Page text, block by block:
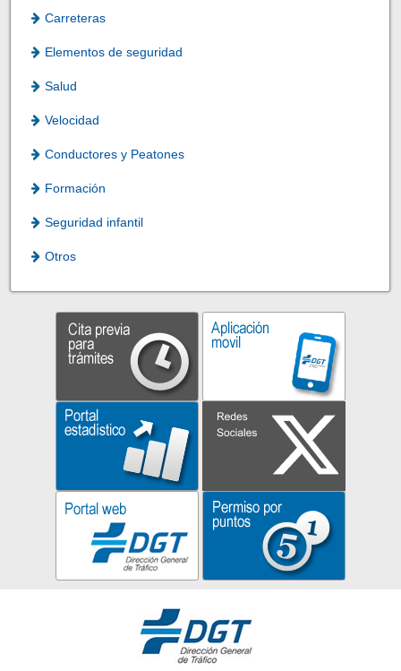
Carreteras
Elementos de seguridad
Salud
Velocidad
Conductores y Peatones
Formación
Seguridad infantil
Otros